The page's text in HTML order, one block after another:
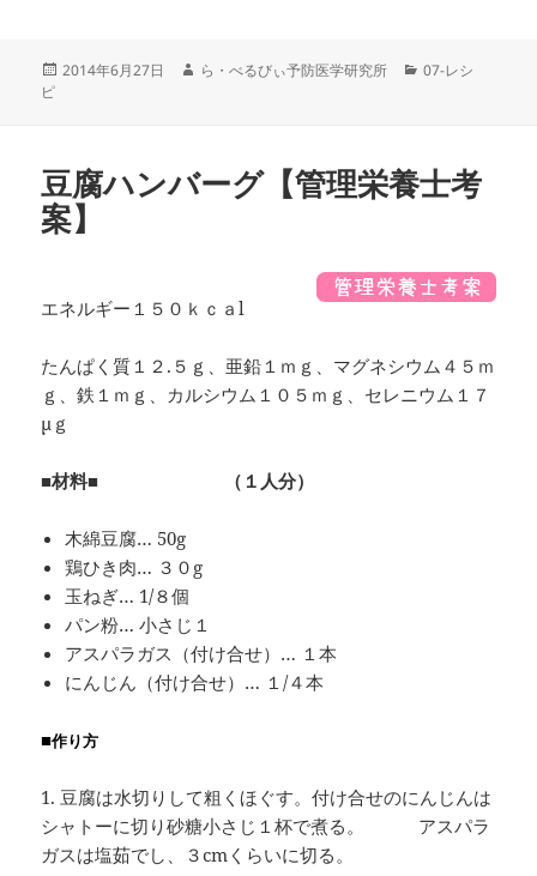
投
2014年6月27日
作
ら・べるびぃ予防医学研究所
カ
07-レシ
ピ
豆腐ハンバーグ【管理栄養士考
案】
エネルギー１５０ｋｃａl
たんぱく質１２.５ｇ、亜鉛１ｍｇ、マグネシウム４５ｍ
ｇ、鉄１ｍｇ、カルシウム１０５ｍｇ、セレニウム１７
μｇ
■材料■ （１人分）
木綿豆腐… 50g
鶏ひき肉… ３０g
玉ねぎ… 1/８個
パン粉… 小さじ１
アスパラガス（付け合せ）… １本
にんじん（付け合せ）… １/４本
■作り方
1. 豆腐は水切りして粗くほぐす。付け合せのにんじんは
シャトーに切り砂糖小さじ１杯で煮る。 アスパラ
ガスは塩茹でし、３cmくらいに切る。